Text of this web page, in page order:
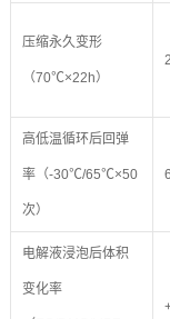
压缩永久变形
（70℃×22h）
高低温循环后回弹
率（-30℃/65℃×50
次）
电解液浸泡后体积
变化率